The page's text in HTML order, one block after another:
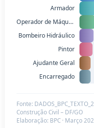
Armador
Operador de Máquinas
Bombeiro Hidráulico
Pintor
Ajudante Geral
Encarregado
Fonte:
Construção Civil – DF/GO
Elaboração: BPC · Março